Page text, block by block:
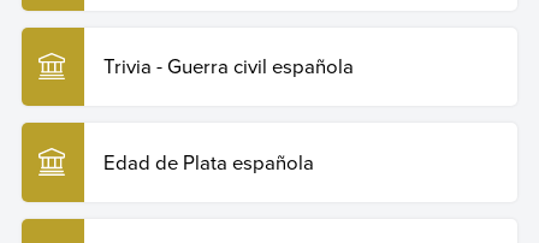
Trivia - Guerra civil española
Edad de Plata española